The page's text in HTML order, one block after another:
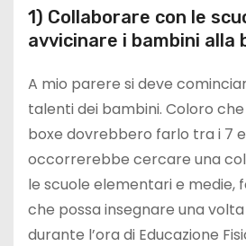
1) Collaborare con le
avvicinare i bambini alla
A mio parere si deve
talenti dei bambini. Coloro
boxe dovrebbero farlo tra i 7 e
occorrerebbe cercare una
le scuole elementari e medie,
che possa insegnare una
durante l’ora di Educazione